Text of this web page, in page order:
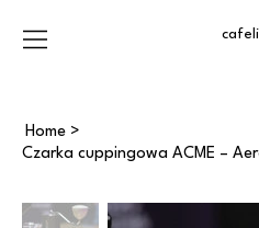
Home >
Czarka cuppingowa ACME –